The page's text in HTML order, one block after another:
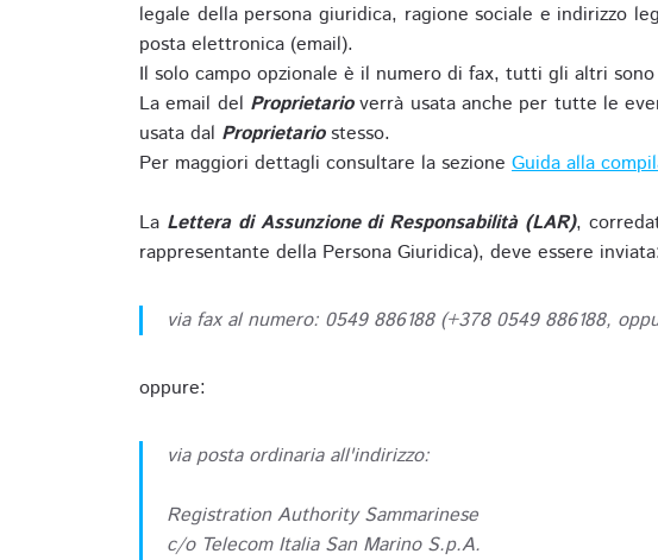
legale della persona giuridica, ragione sociale e indirizzo
posta elettronica (email).
Il solo campo opzionale è il numero di fax, tutti gli altri
La email del Proprietarioverrà usata anche per tutte le
usata dal Proprietariostesso.
Per maggiori dettagli consultare la sezione Guida alla
La Lettera di Assunzione di Responsabilità (LAR),
rappresentante della Persona Giuridica), deve essere inviata:
via fax al numero: 0549 886188 (+378 0549 886188,
oppure:
via posta ordinaria all'indirizzo:
Registration Authority Sammarinese
c/o Telecom Italia San Marino S.p.A.